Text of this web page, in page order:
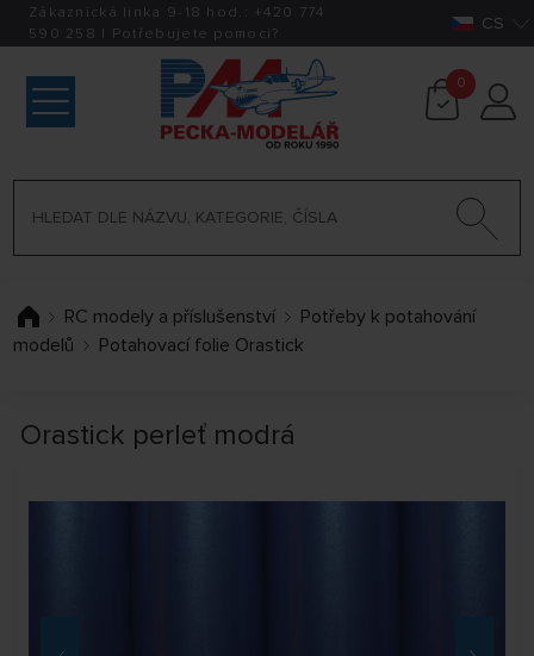
Zákaznická linka 9-18 hod.: +420 774
590 258 | Potřebujete pomoci? CS
0
RC modely a příslušenství
Potřeby k potahování
modelů
Potahovací folie Orastick
Orastick perleť modrá